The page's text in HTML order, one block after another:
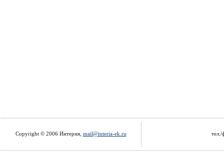
Copyright © 2006 Интерия, mail@interia-ek.ru